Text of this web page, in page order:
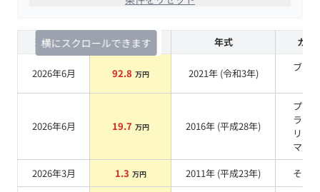
横にスクロールできます
査定時期 セルカ実績 年式 カラ
2026年6月 92.8 万円 2021年 (令和3年)
ブラ
2026年6月 19.7 万円 2016年 (平成28年)
プラ
ラウ
リス
マイカ
2026年3月
1.3 万円 2011年 (平成23年) その他